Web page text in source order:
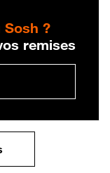
Sosh ?
remises